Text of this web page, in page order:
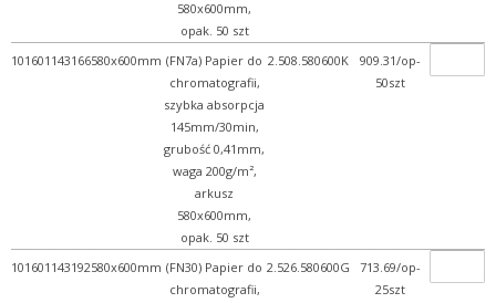
580x600mm,
opak. 50 szt
101601143166580x600mm (FN7a) Papier do
chromatografii,
szybka absorpcja
145mm/30min,
grubość 0,41mm,
waga 200g/m²,
arkusz
580x600mm,
opak. 50 szt
2.508.580600K
909.31/op-
50szt
101601143192580x600mm (FN30) Papier do
chromatografii,
2.526.580600G
713.69/op-
25szt